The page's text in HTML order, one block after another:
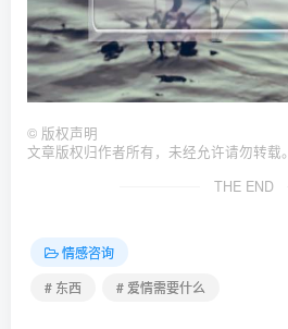
© 版权声明
文章版权归作者所有，未经允许请勿转载。
THE END
情感咨询
# 东西
# 爱情需要什么